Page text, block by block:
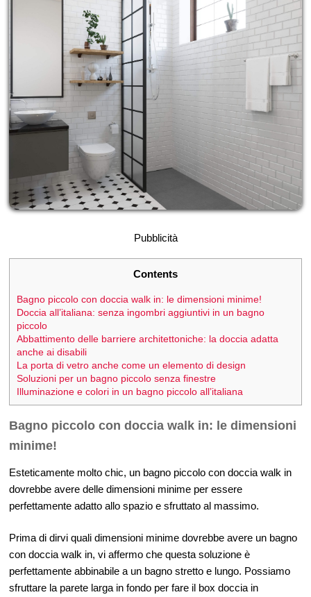
Pubblicità
Contents
Bagno piccolo con doccia walk in: le dimensioni minime!
Doccia all’italiana: senza ingombri aggiuntivi in un bagno
piccolo
Abbattimento delle barriere architettoniche: la doccia adatta
anche ai disabili
La porta di vetro anche come un elemento di design
Soluzioni per un bagno piccolo senza finestre
Illuminazione e colori in un bagno piccolo all’italiana
Bagno piccolo con doccia walk in: le dimensioni
minime!
Esteticamente molto chic, un bagno piccolo con doccia walk in
dovrebbe avere delle dimensioni minime per essere
perfettamente adatto allo spazio e sfruttato al massimo.
Prima di dirvi quali dimensioni minime dovrebbe avere un bagno
con doccia walk in, vi affermo che questa soluzione è
perfettamente abbinabile a un bagno stretto e lungo. Possiamo
sfruttare la parete larga in fondo per fare il box doccia in